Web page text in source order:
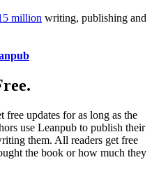
million writing, publishing and
updates for as long as the
use Leanpub to publish their
them. All readers get free
the book or how much they